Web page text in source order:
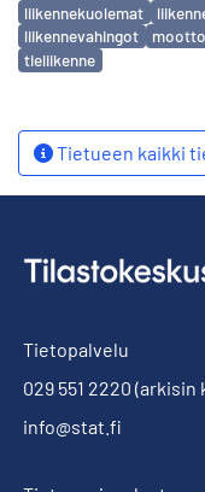
liikennekuolemat
liikennevahingot
tieliikenne
Tietueen kaikki
Tietopalvelu
029 551 2220 (arkisin
info@stat.fi